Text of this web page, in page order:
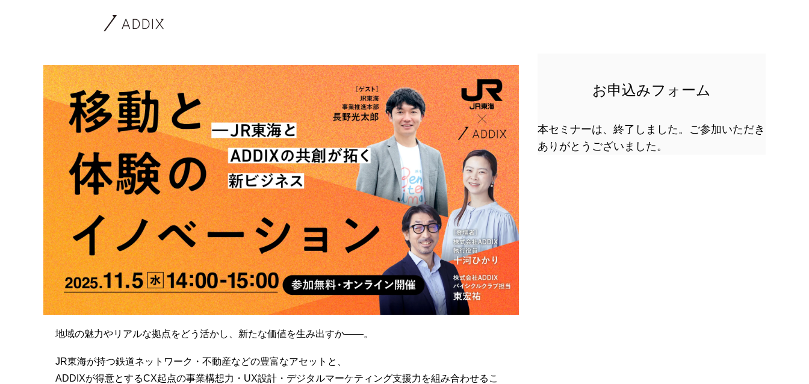
地域の魅力やリアルな拠点をどう活かし、新たな価値を生み出すか——。
JR東海が持つ鉄道ネットワーク・不動産などの豊富なアセットと、
ADDIXが得意とするCX起点の事業構想力・UX設計・デジタルマーケティング支援力を組み合わせるこ
お申込みフォーム
本セミナーは、終了しました。ご参加いただき
ありがとうございました。